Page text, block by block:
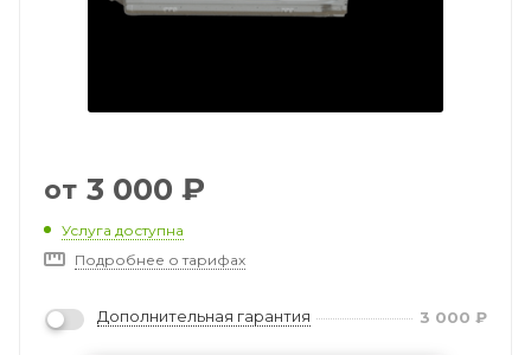
от 3 000 ₽
Услуга доступна
Подробнее о тарифах
Дополнительная гарантия 3 000 ₽